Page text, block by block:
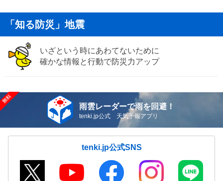
「知る防災」地震
いざという時にあわてないために
確かな情報と行動で防災力アップ
雨雲レーダーで雨を回避！
tenki.jp公式 天気予報アプリ
tenki.jp公式SNS